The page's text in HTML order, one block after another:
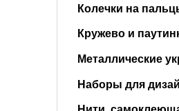
Колечки на
Кружево и
Металлические
Наборы для